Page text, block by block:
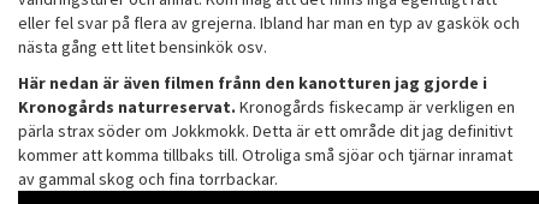
eller fel svar på flera av grejerna. Ibland har man en typ av gaskök och
nästa gång ett litet bensinkök osv.
Här nedan är även filmen frånn den kanotturen jag gjorde i
Kronogårds naturreservat. Kronogårds fiskecamp är verkligen en
pärla strax söder om Jokkmokk. Detta är ett område dit jag definitivt
kommer att komma tillbaks till. Otroliga små sjöar och tjärnar inramat
av gammal skog och fina torrbackar.